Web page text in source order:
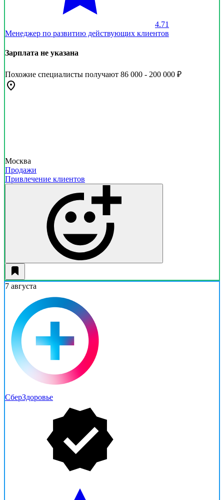
4.71
Менеджер по развитию действующих клиентов
Зарплата не указана
Похожие специалисты получают 86 000 - 200 000 ₽
Москва
Продажи
Привлечение клиентов
7 августа
СберЗдоровье